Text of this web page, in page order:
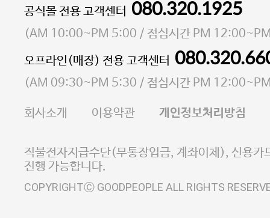
대표 이성현,박영환| 개인정보관리책임자 김상현
소재지 서울특별시 마포구 마포대로4다길 41 마포
통신판매업 신고번호 2023-서울마포-3931호
사업자등록번호 105-81-58242
E-MAIL goodpeople@gpin.co.kr
사업자정보확인
이니시스 에스크로 서비
공식몰 전용 고객센터 080.320.1925
(AM 10:00~PM 5:00 / 점심시간 PM
오프라인(매장) 전용 고객센터
(AM 09:30~PM 5:30 / 점심시간 PM
회사소개 이용약관 개인정보처리방침
직불전자지급수단(무통장입금, 계좌이체), 신용카
진행 가능합니다.
COPYRIGHTⒸ GOODPEOPLE ALL RIGHTS